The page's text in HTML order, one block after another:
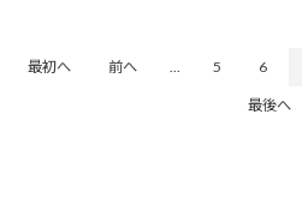
最初へ 前へ ... 5 6
最後へ